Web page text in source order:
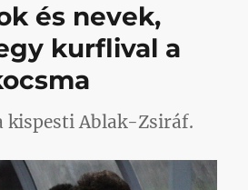
című
és nevek,
kurflival a
kispesti Ablak-Zsiráf.